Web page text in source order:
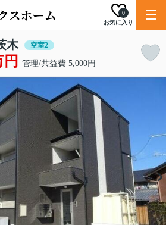
お気に入り
0
木 空室2
管理/共益費 5,000円